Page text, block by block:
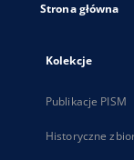
Strona główna
Kolekcje
Publikacje PISM
Historyczne